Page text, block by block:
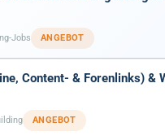
Jobs ANGEBOT
Content- & Forenlinks) &
ANGEBOT